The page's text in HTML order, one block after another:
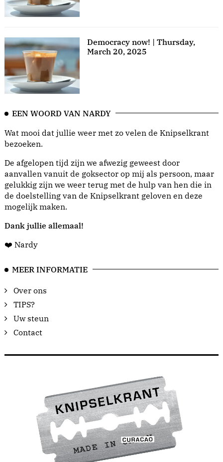
Democracy now! | Thursday,
March 20, 2025
EEN WOORD VAN NARDY
Wat mooi dat jullie weer met zo velen de Knipselkrant
bezoeken.
De afgelopen tijd zijn we afwezig geweest door
aanvallen vanuit de goksector op mij als persoon, maar
gelukkig zijn we weer terug met de hulp van hen die in
de doelstelling van de Knipselkrant geloven en deze
mogelijk maken.
Dank jullie allemaal!
❤️ Nardy
MEER INFORMATIE
Over ons
TIPS?
Uw steun
Contact